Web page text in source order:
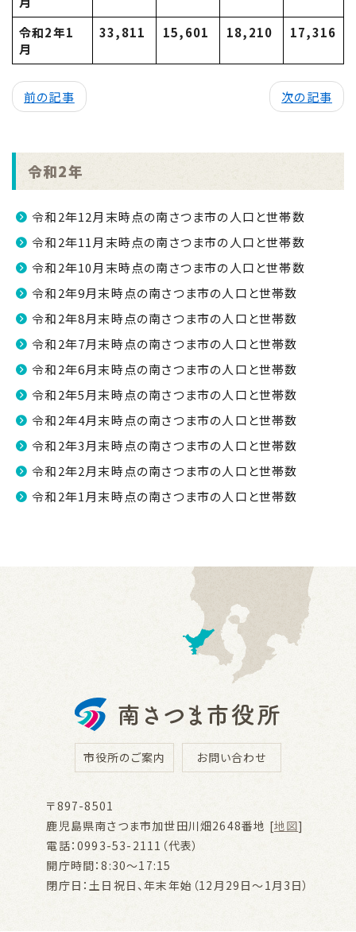
令和2年1
月
33,811 15,601 18,210 17,316
前の記事 次の記事
令和2年
令和2年12月末時点の南さつま市の人口と世帯数
令和2年11月末時点の南さつま市の人口と世帯数
令和2年10月末時点の南さつま市の人口と世帯数
令和2年9月末時点の南さつま市の人口と世帯数
令和2年8月末時点の南さつま市の人口と世帯数
令和2年7月末時点の南さつま市の人口と世帯数
令和2年6月末時点の南さつま市の人口と世帯数
令和2年5月末時点の南さつま市の人口と世帯数
令和2年4月末時点の南さつま市の人口と世帯数
令和2年3月末時点の南さつま市の人口と世帯数
令和2年2月末時点の南さつま市の人口と世帯数
令和2年1月末時点の南さつま市の人口と世帯数
市役所のご案内 お問い合わせ
〒897-8501
鹿児島県南さつま市加世田川畑2648番地 [地図]
電話：0993-53-2111（代表）
開庁時間：8:30～17:15
閉庁日：土日祝日、年末年始（12月29日～1月3日）